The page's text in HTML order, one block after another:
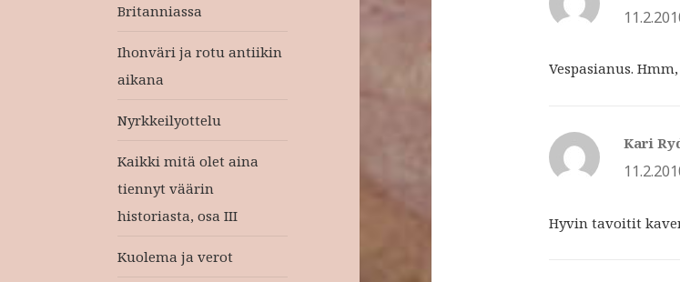
Britanniassa
Ihonväri ja rotu antiikin
aikana
Nyrkkeilyottelu
Kaikki mitä olet aina
tiennyt väärin
historiasta, osa III
Kuolema ja verot
Vespasianus.
Kari
Hyvin tavoitit